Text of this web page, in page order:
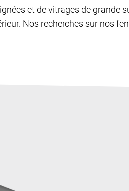
et de vitrages de
Nos recherches sur nos